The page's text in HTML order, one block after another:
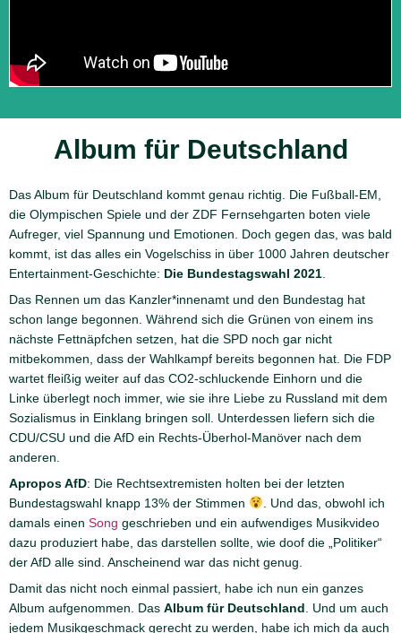
y
b
e
n
o
g
o
Album für Deutschland
Das Album für Deutschland kommt genau richtig. Die Fußball-EM,
die Olympischen Spiele und der ZDF Fernsehgarten boten viele
Aufreger, viel Spannung und Emotionen. Doch gegen das, was bald
kommt, ist das alles ein Vogelschiss in über 1000 Jahren deutscher
Entertainment-Geschichte: Die Bundestagswahl 2021
Das Rennen um das Kanzler*innenamt und den Bundestag hat
schon lange begonnen. Während sich die Grünen von einem ins
nächste Fettnäpfchen setzen, hat die SPD noch gar nicht
mitbekommen, dass der Wahlkampf bereits begonnen hat. Die FDP
wartet fleißig weiter auf das CO2-schluckende Einhorn und die
Linke überlegt noch immer, wie sie ihre Liebe zu Russland mit dem
Sozialismus in Einklang bringen soll. Unterdessen liefern sich die
CDU/CSU und die AfD ein Rechts-Überhol-Manöver nach dem
anderen.
Apropos AfD: Die Rechtsextremisten holten bei der letzten
Bundestagswahl knapp 13% der Stimmen
. Und das, obwohl ich
damals einen Song geschrieben und ein aufwendiges Musikvideo
dazu produziert habe, das darstellen sollte, wie doof die „Politiker“
der AfD alle sind. Anscheinend war das nicht genug.
Damit das nicht noch einmal passiert, habe ich nun ein ganzes
Album aufgenommen. Das Album für Deutschland . Und um auch
jedem Musikgeschmack gerecht zu werden, habe ich mich da auch